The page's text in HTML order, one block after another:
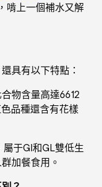
啃上一個補水又解
具有以下特點：
物含量高達6612
品種還含有花樣
屬于GI和GL雙低生
加餐食用。